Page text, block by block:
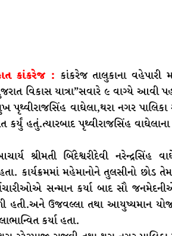
કાંકરેજ : કાંકરેજ તાલુકાના
વિકાસ યાત્રા”સવારે ૯ વાગ્યે આવી
પૃથ્વીરાજસિંહ વાઘેલા,થરા નગર
કર્યું હતું.ત્યારબાદ પૃથ્વીરાજસિંહ
શ્રીમતી બિંદેશ્વરીદેવી
કાર્યક્રમમાં મહેમાનોને તુલસીનો
સન્માન કર્યા બાદ સૌ
હતી.અને ઉજવલ્લા તથા આયુષ્યમાન
કર્યા હતા.